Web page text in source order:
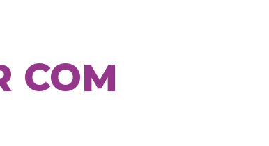
COM